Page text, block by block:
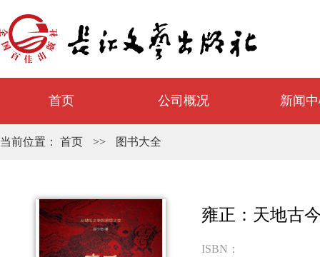
首页 公司概况 新闻
当前位置： 首页 >> 图书大全
雍正：天地古
ISBN：